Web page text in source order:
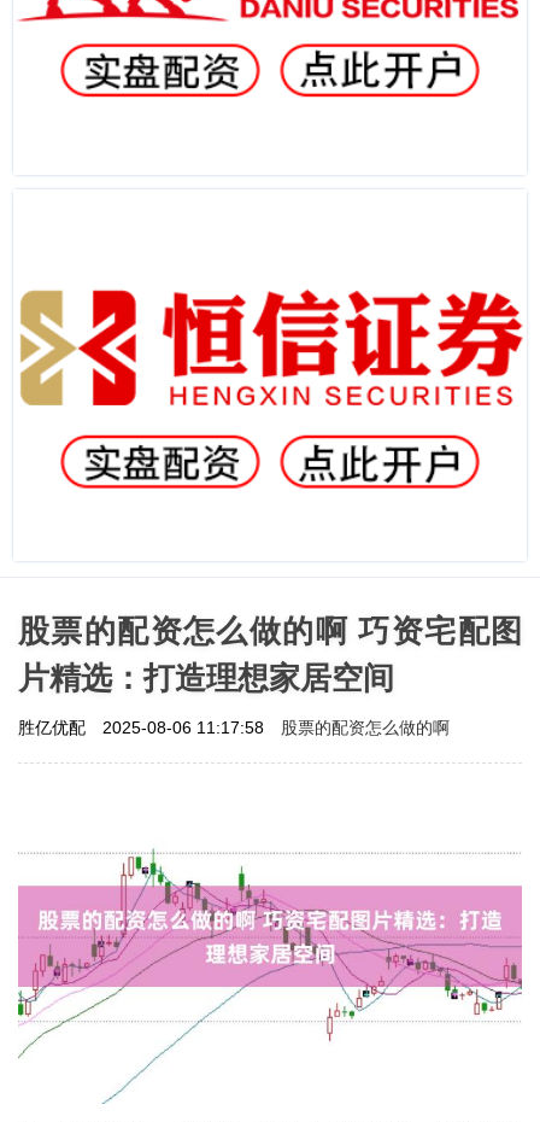
股票的配资怎么做的啊 巧资宅配图
片精选：打造理想家居空间
胜亿优配 2025-08-06 11:17:58 股票的配资怎么做的啊